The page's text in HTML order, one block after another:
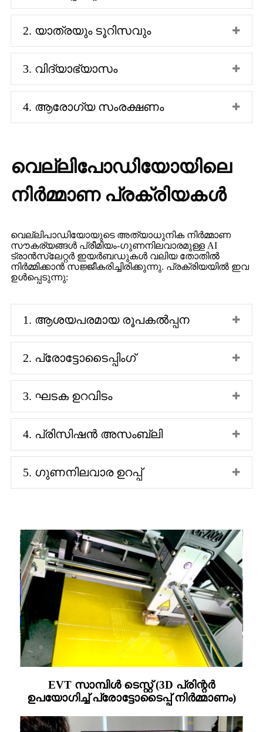
2. യാത്രയും ടൂറിസവും
3. വിദ്യാഭ്യാസം
4. ആരോഗ്യ സംരക്ഷണം
വെല്ലിപോഡിയോയിലെ
നിർമ്മാണ പ്രക്രിയകൾ
വെല്ലിപാഡിയോയുടെ അത്യാധുനിക നിർമ്മാണ
സൗകര്യങ്ങൾ പ്രീമിയം-ഗുണനിലവാരമുള്ള AI
ട്രാൻസ്ലേറ്റർ ഇയർബഡുകൾ വലിയ തോതിൽ
നിർമ്മിക്കാൻ സജ്ജീകരിച്ചിരിക്കുന്നു. പ്രക്രിയയിൽ ഇവ
ഉൾപ്പെടുന്നു:
1. ആശയപരമായ രൂപകൽപ്പന
2. പ്രോട്ടോടൈപ്പിംഗ്
3. ഘടക ഉറവിടം
4. പ്രിസിഷൻ അസംബ്ലി
5. ഗുണനിലവാര ഉറപ്പ്
EVT സാമ്പിൾ ടെസ്റ്റ് (3D പ്രിന്റർ
ഉപയോഗിച്ച് പ്രോട്ടോടൈപ്പ് നിർമ്മാണം)